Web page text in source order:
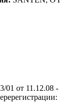
01 от 11.12.08 -